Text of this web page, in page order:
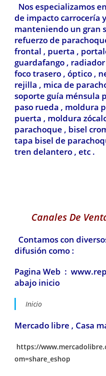
Nos especializamos
de impacto carrocería
manteniendo un gran
refuerzo de
frontal , puerta ,
guardafango ,
foco trasero , óptico ,
rejilla , mica de
soporte guía ménsula
paso rueda , moldura
puerta , moldura
parachoque , bisel
tapa bisel de
tren delantero , etc .
Canales De
Contamos con
difusión como :
Pagina Web :
abajo inicio
Inicio
Mercado libre , Casa
https://
om=share_eshop